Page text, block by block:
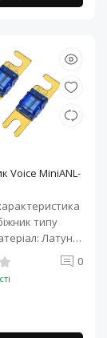
Voice MiniANL-
типу
0